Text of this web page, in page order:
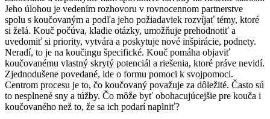
Jeho úlohou je vedením rozhovoru v rovnocennom partnerstve
spolu s koučovaným a podľa jeho požiadaviek rozvíjať témy, ktoré
si želá. Kouč počúva, kladie otázky, umožňuje prehodnotiť a
uvedomiť si priority, vytvára a poskytuje nové inšpirácie, podnety.
Neradí, to je na koučingu špecifické. Kouč pomáha objaviť
koučovanému vlastný skrytý potenciál a riešenia, ktoré práve nevidí.
Zjednodušene povedané, ide o formu pomoci k svojpomoci.
Centrom procesu je to, čo koučovaný považuje za dôležité. Často sú
to nesplnené sny a túžby. Čo môže byť obohacujúcejšie pre kouča i
koučovaného než to, že sa ich podarí naplniť?